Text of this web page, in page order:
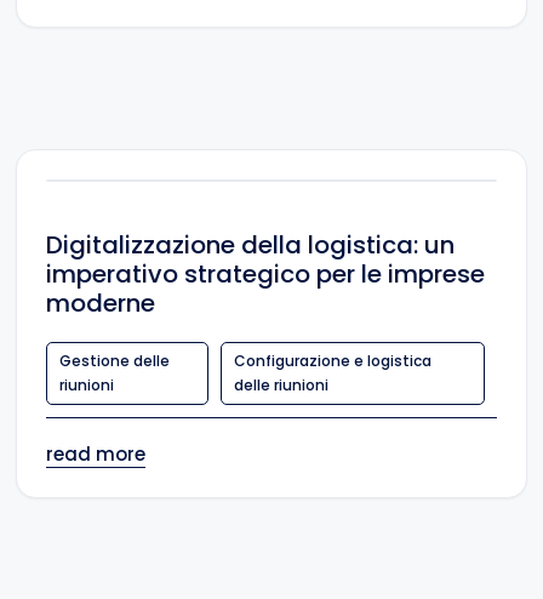
Digitalizzazione della logistica: un
imperativo strategico per le imprese
moderne
Gestione delle
riunioni
Configurazione e logistica
delle riunioni
read more